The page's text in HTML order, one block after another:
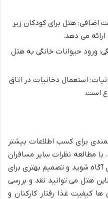
اضافی: هتل برای کودکان زیر
می دهد.
ورود حیوانات خانگی به هتل
استعمال دخانیات در اتاق
است.
برای کسب اطلاعات بیشتر
مطالعه نظرات سایر مسافران
شوید و تصمیم بهتری برای
هتل می توانید نقد و بررسی
ها کیفیت غذا رفتار کارکنان و